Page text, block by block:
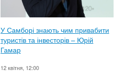
У Самборі знають чим привабити
туристів та інвесторів – Юрій
Гамар
12 квітня, 12:00